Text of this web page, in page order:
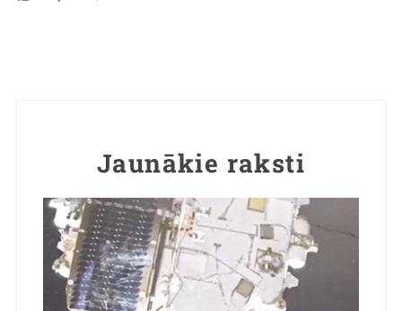
Jaunākie raksti